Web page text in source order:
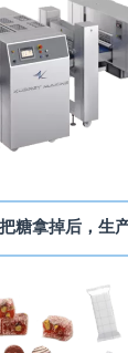
糖拿掉后，生